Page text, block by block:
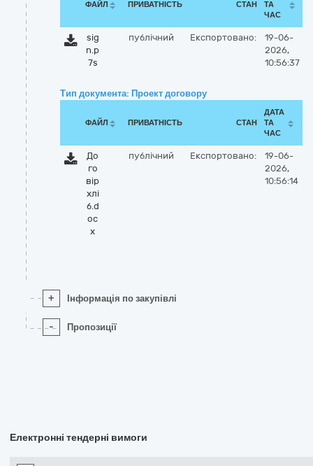
ФАЙЛ ПРИВАТНІСТЬ СТАН
ТА
ЧАС
sig
n.p
7s
публічний Експортовано:
19-06-
2026,
10:56:37
Тип документа: Проект договору
ФАЙЛ ПРИВАТНІСТЬ СТАН
ДАТА
ТА
ЧАС
До
го
вір
хлі
б.d
oc
x
публічний Експортовано:
19-06-
2026,
10:56:14
+ Інформація по закупівлі
- Пропозиції
Електронні тендерні вимоги